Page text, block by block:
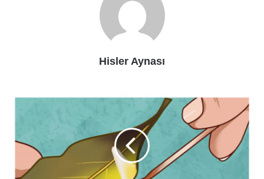
Hisler Aynası
Defne
Bekleyin